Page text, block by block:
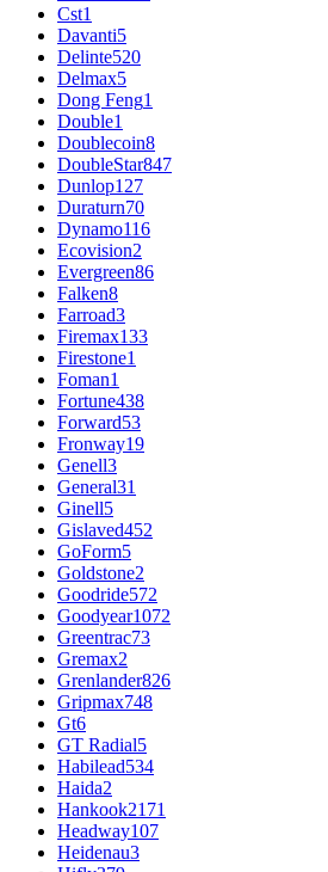
Cst1
Davanti5
Delinte520
Delmax5
Dong Feng1
Double1
Doublecoin8
DoubleStar847
Dunlop127
Duraturn70
Dynamo116
Ecovision2
Evergreen86
Falken8
Farroad3
Firemax133
Firestone1
Foman1
Fortune438
Forward53
Fronway19
Genell3
General31
Ginell5
Gislaved452
GoForm5
Goldstone2
Goodride572
Goodyear1072
Greentrac73
Gremax2
Grenlander826
Gripmax748
Gt6
GT Radial5
Habilead534
Haida2
Hankook2171
Headway107
Heidenau3